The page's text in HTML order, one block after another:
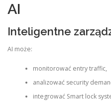
AI
Inteligentne
AI może:
monitorować entry traffic,
analizować security
integrować Smart lock